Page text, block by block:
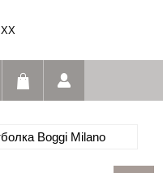
Boggi Milano